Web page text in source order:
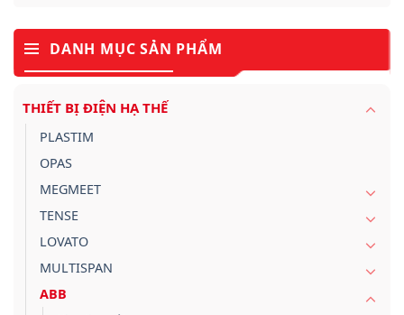
DANH MỤC SẢN PHẨM
THIẾT BỊ ĐIỆN HẠ THẾ
PLASTIM
OPAS
MEGMEET
TENSE
LOVATO
MULTISPAN
ABB